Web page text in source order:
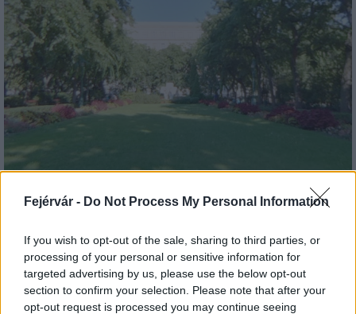
Fejérvár - Do Not Process My Personal Information
If you wish to opt-out of the sale, sharing to third parties, or
processing of your personal or sensitive information for
targeted advertising by us, please use the below opt-out
section to confirm your selection. Please note that after your
opt-out request is processed you may continue seeing
Város-Teampannon Kereskedelmi és Szolgáltató Kft.
parkfelújítás
Újragondolják Lipótváros rejtett, zöld parkját
Indulhat a Honvéd tér megújításának tervezése, ahol a
klímatudatos gondolkodás és a helyi identitás erősítése kerül a
középpontba.